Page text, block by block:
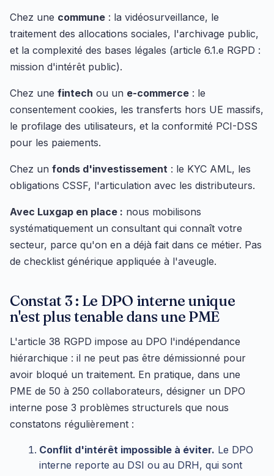
Chez une commune : la vidéosurveillance, le
traitement des allocations sociales, l'archivage public,
et la complexité des bases légales (article 6.1.e RGPD :
mission d'intérêt public).
Chez une fintech ou un e-commerce : le
consentement cookies, les transferts hors UE massifs,
le profilage des utilisateurs, et la conformité PCI-DSS
pour les paiements.
Chez un fonds d'investissement : le KYC AML, les
obligations CSSF, l'articulation avec les distributeurs.
Avec Luxgap en place : nous mobilisons
systématiquement un consultant qui connaît votre
secteur, parce qu'on en a déjà fait dans ce métier. Pas
de checklist générique appliquée à l'aveugle.
Constat 3 : Le DPO interne unique
n'est plus tenable dans une PME
L'article 38 RGPD impose au DPO l'indépendance
hiérarchique : il ne peut pas être démissionné pour
avoir bloqué un traitement. En pratique, dans une
PME de 50 à 250 collaborateurs, désigner un DPO
interne pose 3 problèmes structurels que nous
constatons régulièrement :
Conflit d'intérêt impossible à éviter. Le DPO
interne reporte au DSI ou au DRH, qui sont